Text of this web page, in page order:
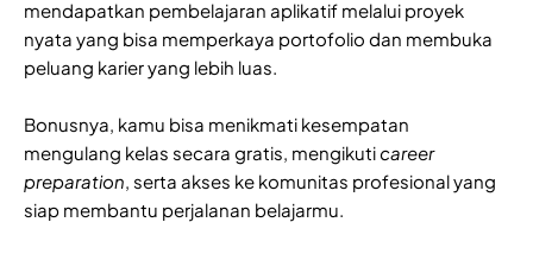
mendapatkan pembelajaran aplikatif melalui proyek
nyata yang bisa memperkaya portofolio dan membuka
peluang karier yang lebih luas.
Bonusnya, kamu bisa menikmati kesempatan
mengulang kelas secara gratis, mengikuticareer
preparation, serta akses ke komunitas profesional yang
siap membantu perjalanan belajarmu.